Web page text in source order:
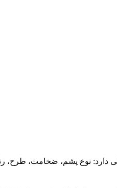
دارد: نوع پشم، ضخامت، طرح،